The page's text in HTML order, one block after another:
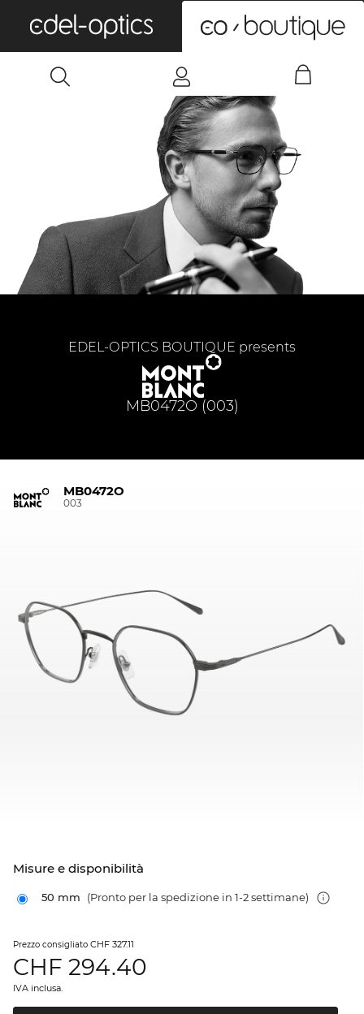
MB0472O (003)
EDEL-OPTICS BOUTIQUE presents
MB0472O
003
Misure e disponibilità
50 mm (Pronto per la spedizione in 1-2 settimane)
Prezzo consigliato CHF 327.11
CHF 294.40
IVA inclusa.